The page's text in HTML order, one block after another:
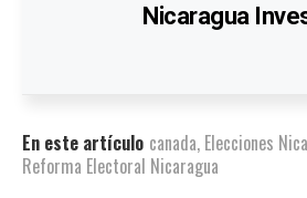
Nicaragua
En este artículo canada, Elecciones
Reforma Electoral Nicaragua